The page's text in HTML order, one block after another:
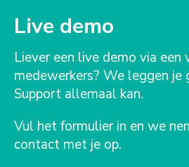
Live demo
Liever een live demo via een
medewerkers? We leggen
Support allemaal kan.
Vul het formulier in en we
contact met je op.